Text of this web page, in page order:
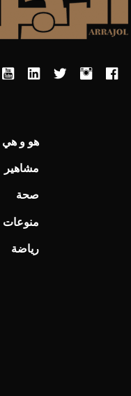
هو و هي
مشاهير
صحة
منوعات
رياضة